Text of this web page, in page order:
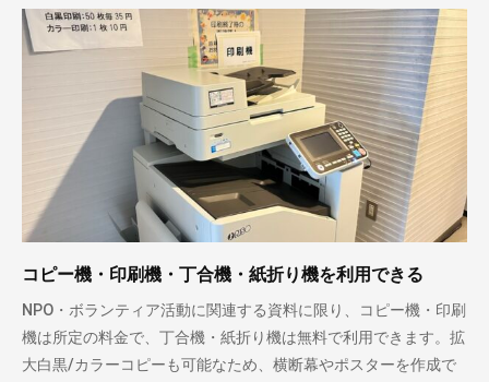
コピー機・印刷機・丁合機・紙折り機を利用できる
NPO・ボランティア活動に関連する資料に限り、コピー機・印刷
機は所定の料金で、丁合機・紙折り機は無料で利用できます。拡
大白黒/カラーコピーも可能なため、横断幕やポスターを作成で